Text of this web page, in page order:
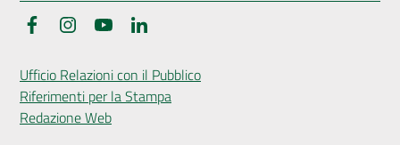
FacebookInstagramYouTube
Ufficio Relazioni con il Pubblico
Riferimenti per la Stampa
Redazione Web